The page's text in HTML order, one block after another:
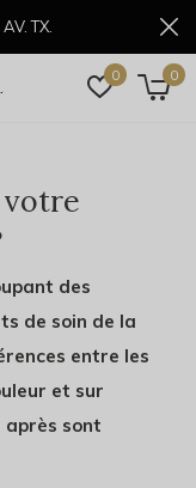
0 0
TX.
des
de soin de la
entre les
et sur
après sont